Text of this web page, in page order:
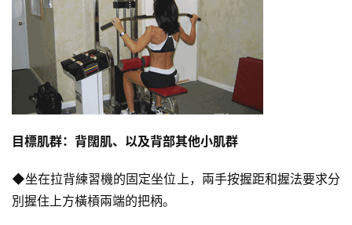
目標肌群：背闊肌、以及背部其他小肌群
◆坐在拉背練習機的固定坐位上，兩手按握距和握法要求分
別握住上方橫槓兩端的把柄。